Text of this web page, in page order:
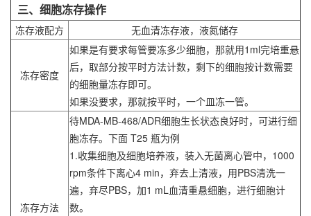
三、细胞冻存操作
冻存液配方 无血清冻存液，液氮储存
冻存密度
如果是有要求每管要冻多少细胞，那就用1ml完培重悬
后，取部分按平时方法计数，剩下的细胞按计数需要
的细胞量冻存即可。
如果没要求，那就按平时，一个皿冻一管。
冻存方法
待MDA-MB-468/ADR细胞生长状态良好时，可进行细
胞冻存。下面 T25 瓶为例
1.收集细胞及细胞培养液，装入无菌离心管中，1000
rpm条件下离心4 min，弃去上清液，用PBS清洗一
遍，弃尽PBS，加1 mL血清重悬细胞，进行细胞计
数。